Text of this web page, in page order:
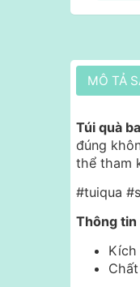
MÔ TẢ
Túi quà
đúng
thể tham
#tuiqua
Thông tin
Kích